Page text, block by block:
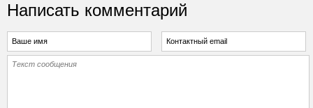
Написать комментарий